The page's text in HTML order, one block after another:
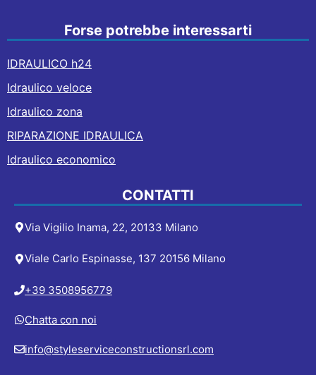
Forse potrebbe interessarti
IDRAULICO h24
Idraulico veloce
Idraulico zona
RIPARAZIONE IDRAULICA
Idraulico economico
CONTATTI
Via Vigilio Inama, 22, 20133 Milano
Viale Carlo Espinasse, 137 20156 Milano
+39 3508956779
Chatta con noi
info@styleserviceconstructionsrl.com